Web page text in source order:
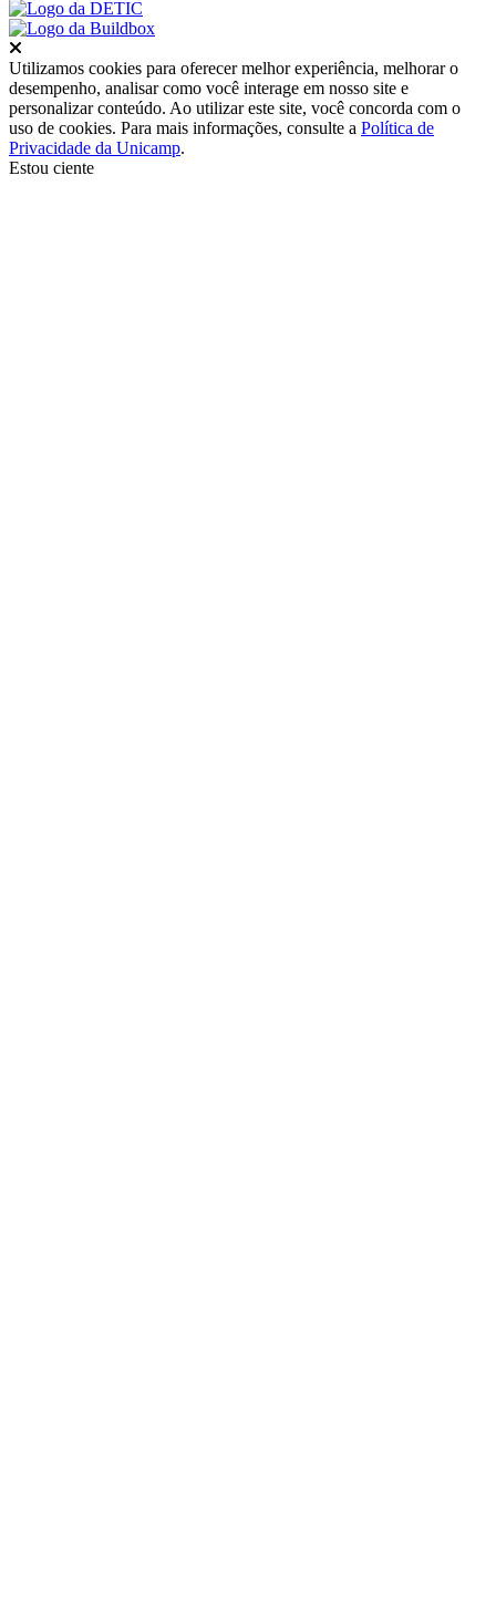
Utilizamos cookies para oferecer melhor experiência, melhorar o
desempenho, analisar como você interage em nosso site e
personalizar conteúdo. Ao utilizar este site, você concorda com o
uso de cookies. Para mais informações, consulte a Política de
Privacidade da Unicamp.
Estou ciente